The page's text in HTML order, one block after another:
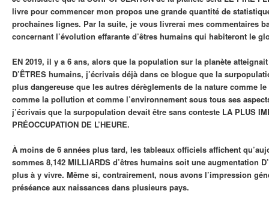
livre pour commencer mon propos une grande quantité de
prochaines lignes. Par la suite, je vous livrerai mes commentaires
concernant l’évolution effarante d’êtres humains qui habiteront le
EN 2019, il y a 6 ans, alors que la population sur la planète
D’ÊTRES humains, j’écrivais déjà dans ce blogue que la
plus dangereuse que les autres dérèglements de la nature comme
comme la pollution et comme l’environnement sous tous ses
j’écrivais que la surpopulation devait être sans conteste LA PLUS
PRÉOCCUPATION DE L’HEURE.
À moins de 6 années plus tard, les tableaux officiels affichent
sommes 8,142 MILLIARDS d’êtres humains soit une augmentation
plus à y vivre. Même si, contrairement, nous avons l’impression
préséance aux naissances dans plusieurs pays.